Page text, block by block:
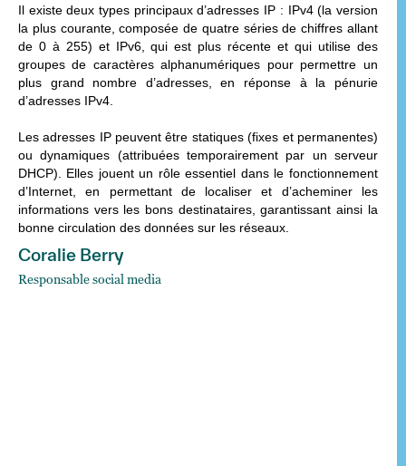
Il existe deux types principaux d’adresses IP : IPv4(la version
la plus courante, composée de quatre séries de chiffres allant
de 0 à 255) et IPv6, qui est plus récente et qui utilise des
groupes de caractères alphanumériques pour permettre un
plus grand nombre d’adresses, en réponse à la pénurie
d’adresses IPv4.
Les adresses IP peuvent être statiques(fixes et permanentes)
oudynamiques (attribuées temporairement par un serveur
DHCP). Elles jouent un rôle essentiel dans le fonctionnement
d’Internet, en permettant de localiser et d’acheminer les
informations vers les bons destinataires, garantissant ainsi la
bonne circulation des données sur les réseaux.
Coralie Berry
Responsable social media